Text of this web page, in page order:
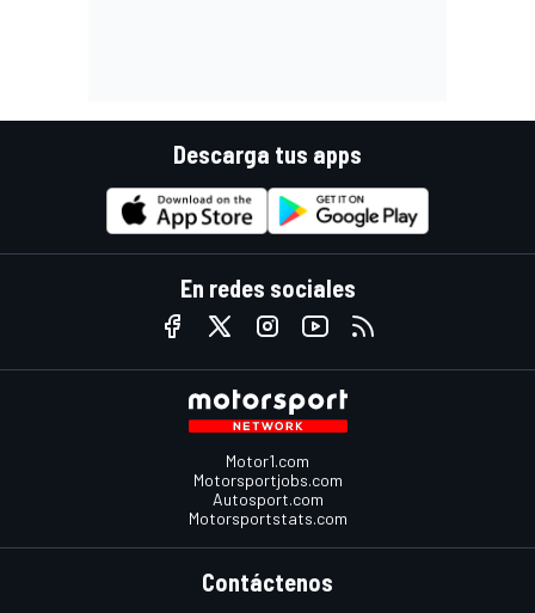
Descarga tus apps
En redes sociales
Motor1.com
Motorsportjobs.com
Autosport.com
Motorsportstats.com
Contáctenos